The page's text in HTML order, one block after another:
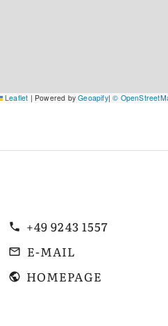
Leaflet | Powered byGeoapify|©
+49 9243 1557
E-MAIL
HOMEPAGE